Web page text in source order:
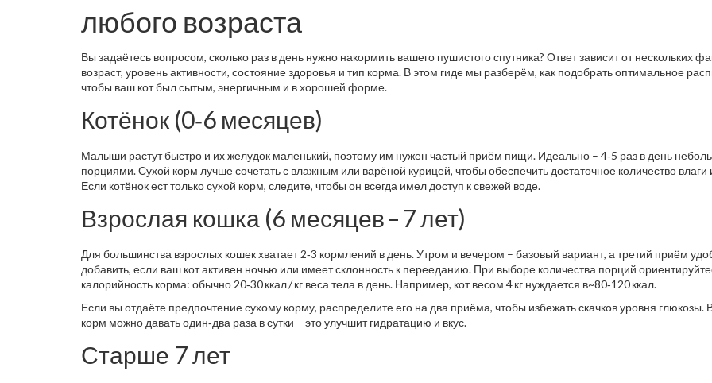
любого возраста
Вы задаётесь вопросом, сколько раз в день нужно накормить вашего пушистого спутника? Ответ зависит от нескольких
возраст, уровень активности, состояние здоровья и тип корма. В этом гиде мы разберём, как подобрать оптимальное
чтобы ваш кот был сытым, энергичным и в хорошей форме.
Котёнок (0‑6 месяцев)
Малыши растут быстро и их желудок маленький, поэтому им нужен частый приём пищи. Идеально – 4‑5 раз в день
порциями. Сухой корм лучше сочетать с влажным или варёной курицей, чтобы обеспечить достаточное количество влаги
Если котёнок ест только сухой корм, следите, чтобы он всегда имел доступ к свежей воде.
Взрослая кошка (6 месяцев – 7 лет)
Для большинства взрослых кошек хватает 2‑3 кормлений в день. Утром и вечером – базовый вариант, а третий приём
добавить, если ваш кот активен ночью или имеет склонность к перееданию. При выборе количества порций
калорийность корма: обычно 20‑30 ккал / кг веса тела в день. Например, кот весом 4 кг нуждается в~80‑120 ккал.
Если вы отдаёте предпочтение сухому корму, распределите его на два приёма, чтобы избежать скачков уровня глюкозы.
корм можно давать один‑два раза в сутки – это улучшит гидратацию и вкус.
Старше 7 лет